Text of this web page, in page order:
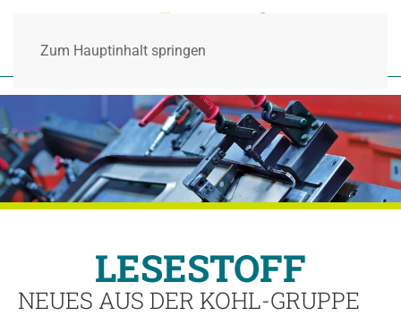
Zum Hauptinhalt springen
LESESTOFF
NEUES AUS DER KOHL-GRUPPE